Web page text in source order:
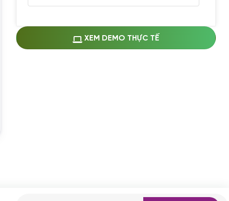
Thay logo + thông tin doanh nghiệp
(+100.000 VND)
XEM DEMO THỰC TẾ